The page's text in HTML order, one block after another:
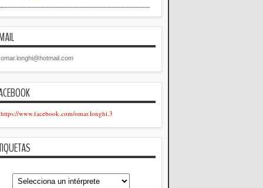
omar.longhi@hotmail.com
https://www.facebook.com/omar.longhi.3